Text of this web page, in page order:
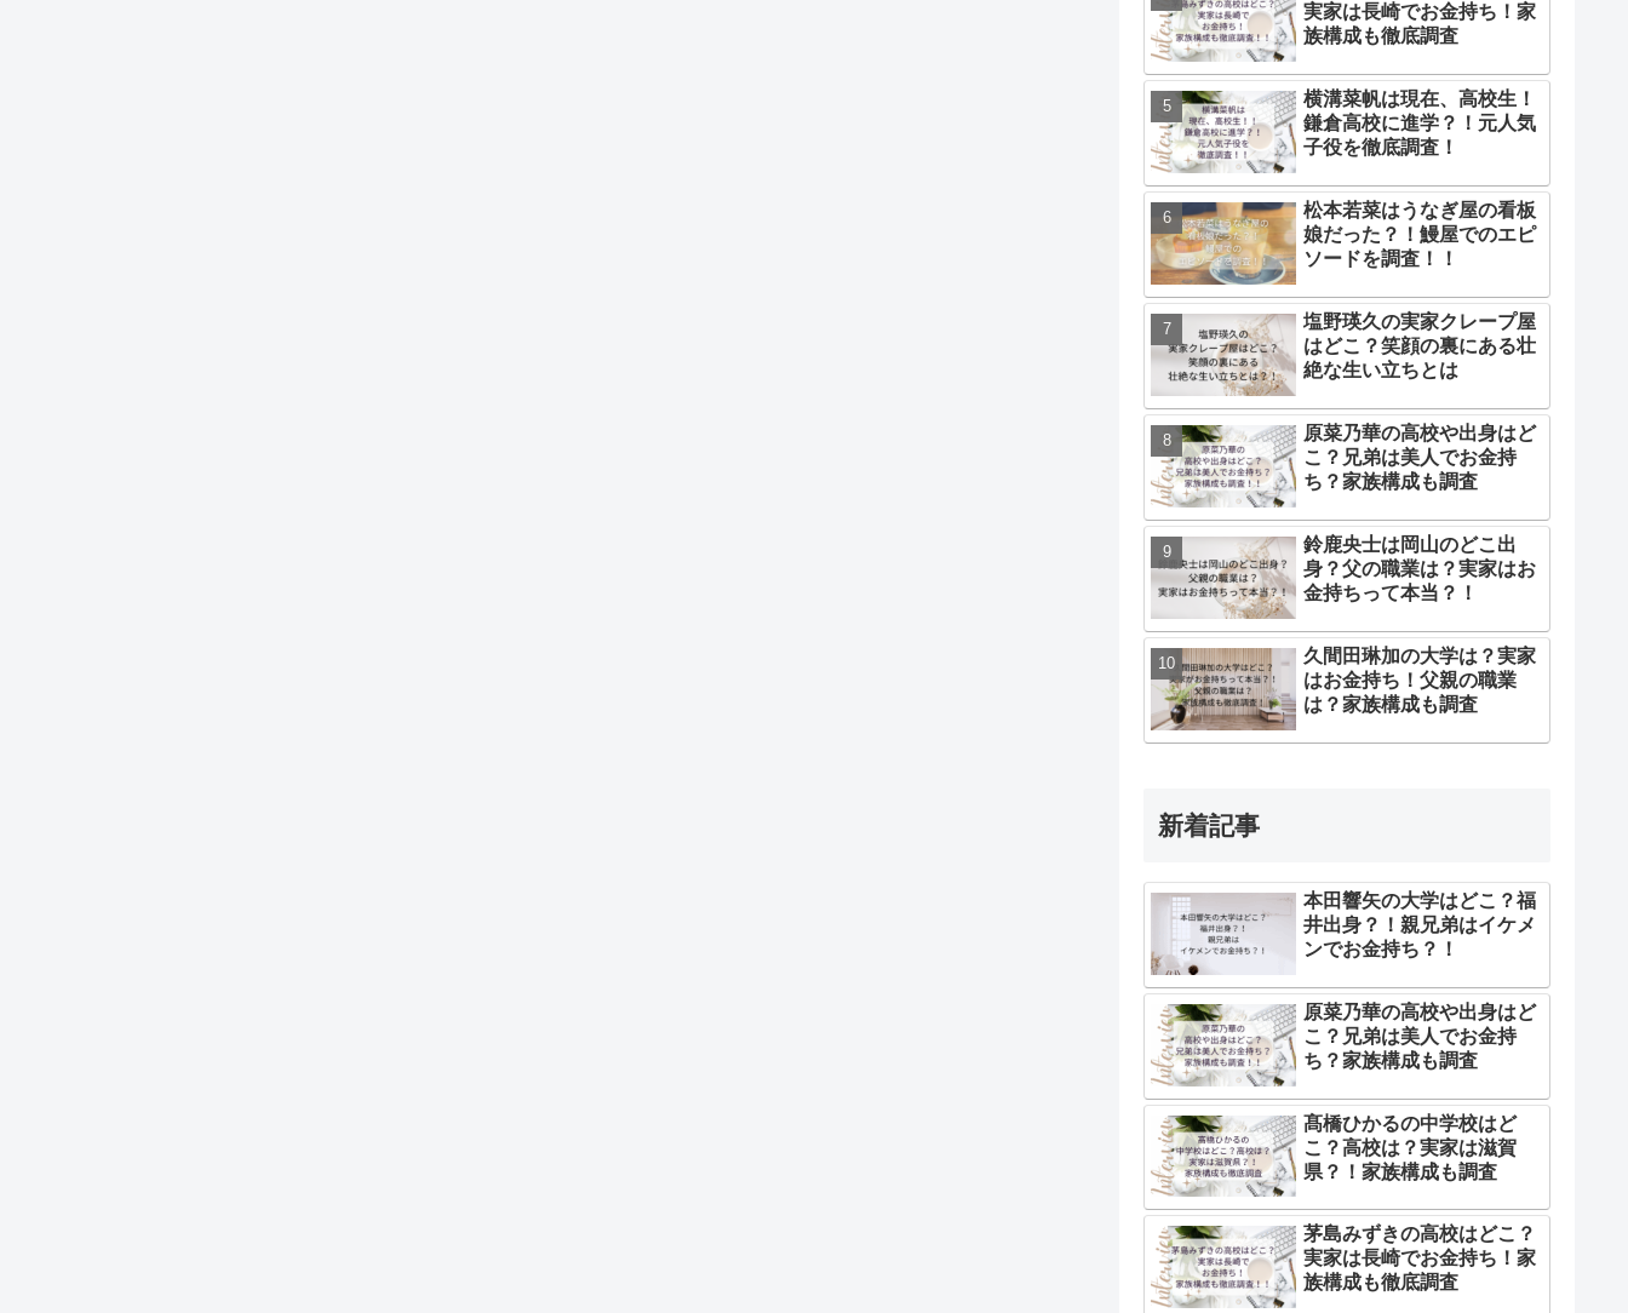
実家は長崎でお金持ち！家
族構成も徹底調査
横溝菜帆は現在、高校生！
鎌倉高校に進学？！元人気
子役を徹底調査！
松本若菜はうなぎ屋の看板
娘だった？！鰻屋でのエピ
ソードを調査！！
塩野瑛久の実家クレープ屋
はどこ？笑顔の裏にある壮
絶な生い立ちとは
原菜乃華の高校や出身はど
こ？兄弟は美人でお金持
ち？家族構成も調査
鈴鹿央士は岡山のどこ出
身？父の職業は？実家はお
金持ちって本当？！
久間田琳加の大学は？実家
はお金持ち！父親の職業
は？家族構成も調査
新着記事
本田響矢の大学はどこ？福
井出身？！親兄弟はイケメ
ンでお金持ち？！
原菜乃華の高校や出身はど
こ？兄弟は美人でお金持
ち？家族構成も調査
髙橋ひかるの中学校はど
こ？高校は？実家は滋賀
県？！家族構成も調査
茅島みずきの高校はどこ？
実家は長崎でお金持ち！家
族構成も徹底調査